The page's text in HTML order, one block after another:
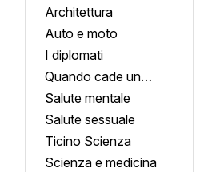
Architettura
Auto e moto
I diplomati
Quando cade un
quadro
Salute mentale
Salute sessuale
Ticino Scienza
Scienza e medicina